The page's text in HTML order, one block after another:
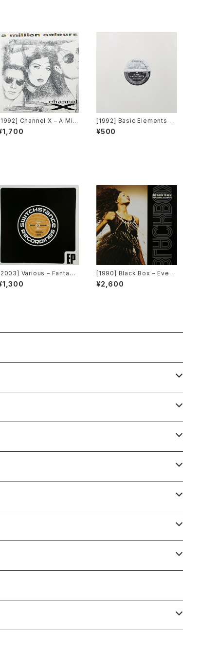
Channel X – A Milli
Colours [Beat Box]
[1992] Basic Elements –
T-E-C-H-N-O [Pantera R
ecords]
¥500
Various – Fantasti
Freeriding 2 EP 1 [Switc
Recordings]
[1990] Black Box – Every
body, Everybody [Decon
struction]
¥2,600